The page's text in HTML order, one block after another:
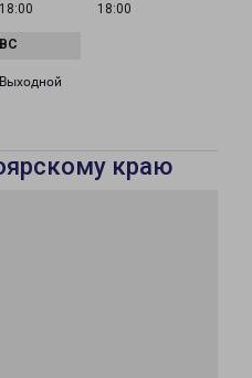
18:00
18:00
Выходной
краю